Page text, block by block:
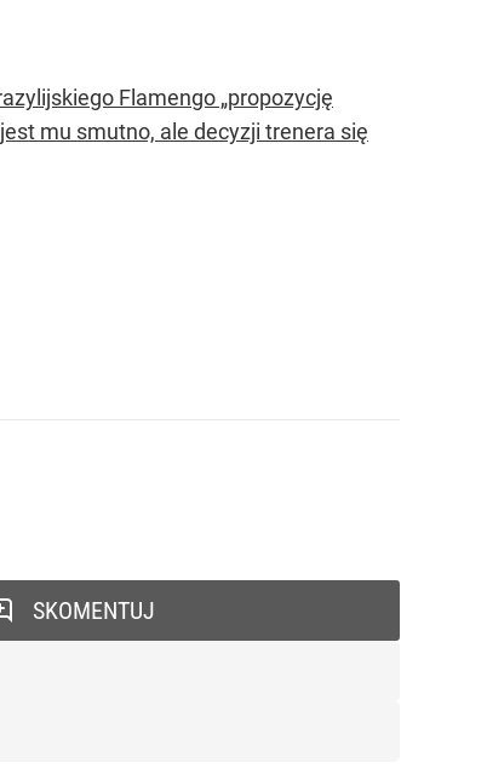
Flamengo „propozycję
mu smutno, ale decyzji trenera się
SKOMENTUJ